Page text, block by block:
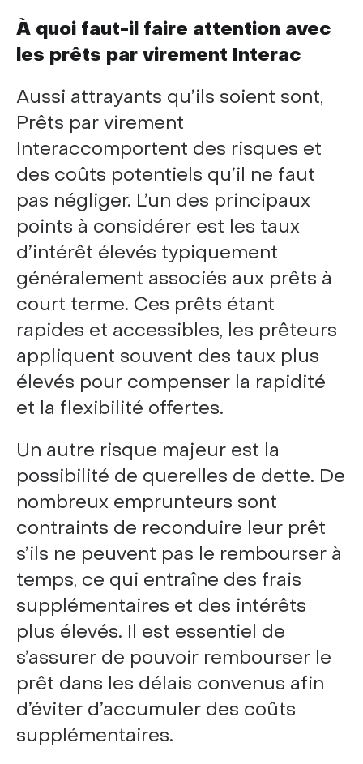
À quoi faut-il faire attention avec
les prêts par virement Interac
Aussi attrayants qu’ils soient sont,
Prêts par virement
Interaccomportent des risques et
des coûts potentiels qu’il ne faut
pas négliger. L’un des principaux
points à considérer est les taux
d’intérêt élevés typiquement
généralement associés aux prêts à
court terme. Ces prêts étant
rapides et accessibles, les prêteurs
appliquent souvent des taux plus
élevés pour compenser la rapidité
et la flexibilité offertes.
Un autre risque majeur est la
possibilité de querelles de dette. De
nombreux emprunteurs sont
contraints de reconduire leur prêt
s’ils ne peuvent pas le rembourser à
temps, ce qui entraîne des frais
supplémentaires et des intérêts
plus élevés. Il est essentiel de
s’assurer de pouvoir rembourser le
prêt dans les délais convenus afin
d’éviter d’accumuler des coûts
supplémentaires.